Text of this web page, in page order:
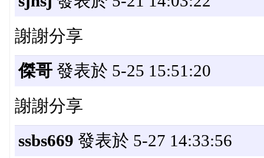
謝謝分享
傑哥發表於 5-25 15:51:20
謝謝分享
ssbs669 發表於 5-27 14:33:56